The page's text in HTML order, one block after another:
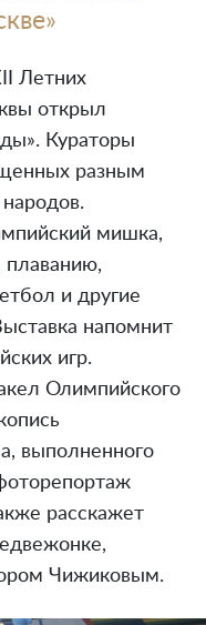
Летних
открыл
Кураторы
разным
мишка,
плаванию,
и другие
напомнит
игр.
Олимпийского
выполненного
расскажет
Чижиковым.